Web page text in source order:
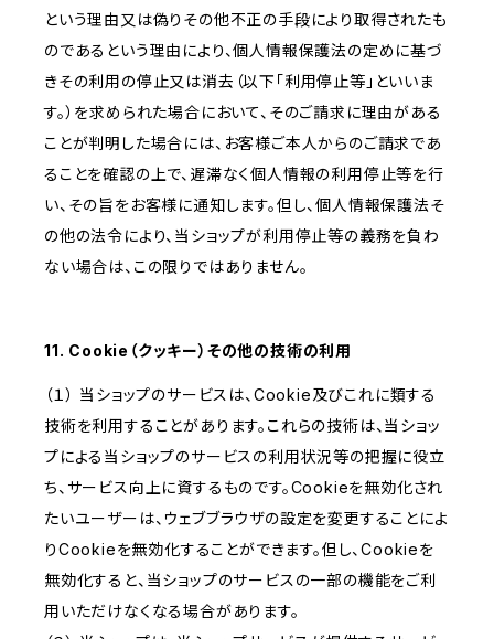
という理由又は偽りその他不正の手段により取得されたも
のであるという理由により、個人情報保護法の定めに基づ
きその利用の停止又は消去（以下「利用停止等」といいま
す。）を求められた場合において、そのご請求に理由がある
ことが判明した場合には、お客様ご本人からのご請求であ
ることを確認の上で、遅滞なく個人情報の利用停止等を行
い、その旨をお客様に通知します。但し、個人情報保護法そ
の他の法令により、当ショップが利用停止等の義務を負わ
ない場合は、この限りではありません。
11. Cookie（クッキー）その他の技術の利用
（１） 当ショップのサービスは、Cookie及びこれに類する
技術を利用することがあります。これらの技術は、当ショッ
プによる当ショップのサービスの利用状況等の把握に役立
ち、サービス向上に資するものです。Cookieを無効化され
たいユーザーは、ウェブブラウザの設定を変更することによ
りCookieを無効化することができます。但し、Cookieを
無効化すると、当ショップのサービスの一部の機能をご利
用いただけなくなる場合があります。